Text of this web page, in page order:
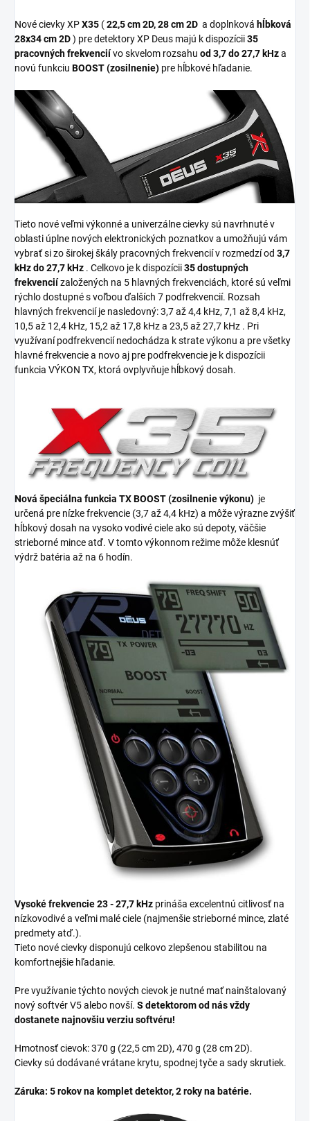
Nové cievky XPX35 (22,5 cm 2D, 28 cm 2D a doplnková hĺbková
28x34 cm 2D) pre detektory XP Deus majú k dispozícii35
pracovných frekvenciívo skvelom rozsahu od 3,7 do 27,7 kHza
novú funkciu BOOST (zosilnenie) pre hĺbkové hľadanie.
Tieto nové veľmi výkonné a univerzálne cievky sú navrhnuté v
oblasti úplne nových elektronických poznatkov a umožňujú vám
vybrať si zo širokej škály pracovných frekvencií v rozmedzí od 3,7
kHz do 27,7 kHz . Celkovo je k dispozícii35 dostupných
frekvenciízaložených na 5 hlavných frekvenciách, ktoré sú veľmi
rýchlo dostupné s voľbou ďalších 7 podfrekvencií. Rozsah
hlavných frekvencií je nasledovný: 3,7 až 4,4 kHz, 7,1 až 8,4 kHz,
10,5 až 12,4 kHz, 15,2 až 17,8 kHz a 23,5 až 27,7 kHz . Pri
využívaní podfrekvencií nedochádza k strate výkonu a pre všetky
hlavné frekvencie a novo aj pre podfrekvencie je k dispozícii
funkcia VÝKON TX, ktorá ovplyvňuje hĺbkový dosah.
Nová špeciálna funkcia TX BOOST (zosilnenie výkonu) je
určená pre nízke frekvencie (3,7 až 4,4 kHz) a môže výrazne zvýšiť
hĺbkový dosah na vysoko vodivé ciele ako sú depoty, väčšie
strieborné mince atď. V tomto výkonnom režime môže klesnúť
výdrž batéria až na 6 hodín.
Vysoké frekvencie 23 - 27,7 kHz prináša excelentnú citlivosť na
nízkovodivé a veľmi malé ciele (najmenšie strieborné mince, zlaté
predmety atď.).
Tieto nové cievky disponujú celkovo zlepšenou stabilitou na
komfortnejšie hľadanie.
Pre využívanie týchto nových cievok je nutné mať nainštalovaný
nový softvér V5 alebo novší. S detektorom od nás vždy
dostanete najnovšiu verziu softvéru!
Hmotnosť cievok: 370 g (22,5 cm 2D), 470 g (28 cm 2D).
Cievky sú dodávané vrátane krytu, spodnej tyče a sady skrutiek.
Záruka: 5 rokov na komplet detektor, 2 roky na batérie.